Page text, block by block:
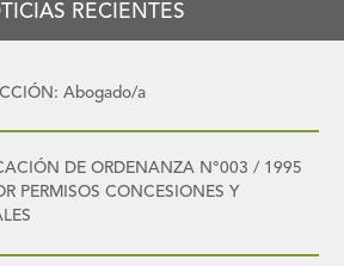
RECIENTES
Abogado/a
DE ORDENANZA N°003 / 1995
PERMISOS CONCESIONES Y